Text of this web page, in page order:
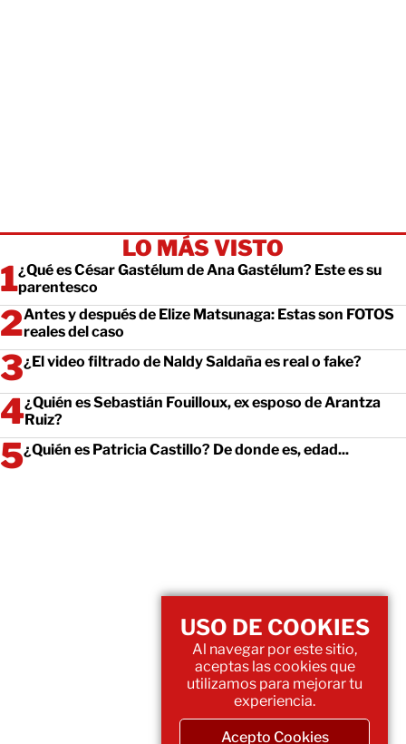
LO MÁS VISTO
¿Qué es César Gastélum de Ana Gastélum? Este es su
parentesco
Antes y después de Elize Matsunaga: Estas son FOTOS
reales del caso
¿El video filtrado de Naldy Saldaña es real o fake?
¿Quién es Sebastián Fouilloux, ex esposo de Arantza
Ruiz?
¿Quién es Patricia Castillo? De donde es, edad...
USO DE COOKIES
Al navegar por este sitio,
aceptas las cookies que
utilizamos para mejorar tu
experiencia.
Acepto Cookies